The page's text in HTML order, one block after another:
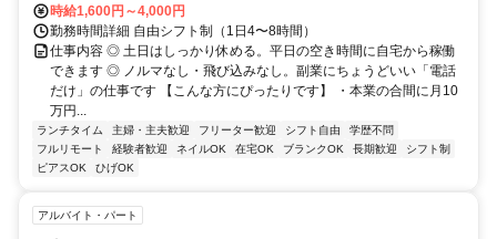
時給1,600円～4,000円
勤務時間詳細 自由シフト制（1日4〜8時間）
仕事内容 ◎ 土日はしっかり休める。平日の空き時間に自宅から稼働
できます ◎ ノルマなし・飛び込みなし。副業にちょうどいい「電話
だけ」の仕事です 【こんな方にぴったりです】 ・本業の合間に月10
万円...
ランチタイム 主婦・主夫歓迎 フリーター歓迎 シフト自由
学歴不問
フルリモート
経験者歓迎 ネイルOK 在宅OK ブランクOK 長期歓迎
シフト制
ピアスOK
ひげOK
アルバイト・パート